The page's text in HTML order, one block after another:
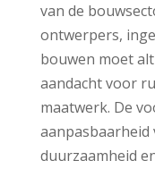
van de
ontwerpers,
bouwen moet
aandacht voor
maatwerk. De
duurzaamheid